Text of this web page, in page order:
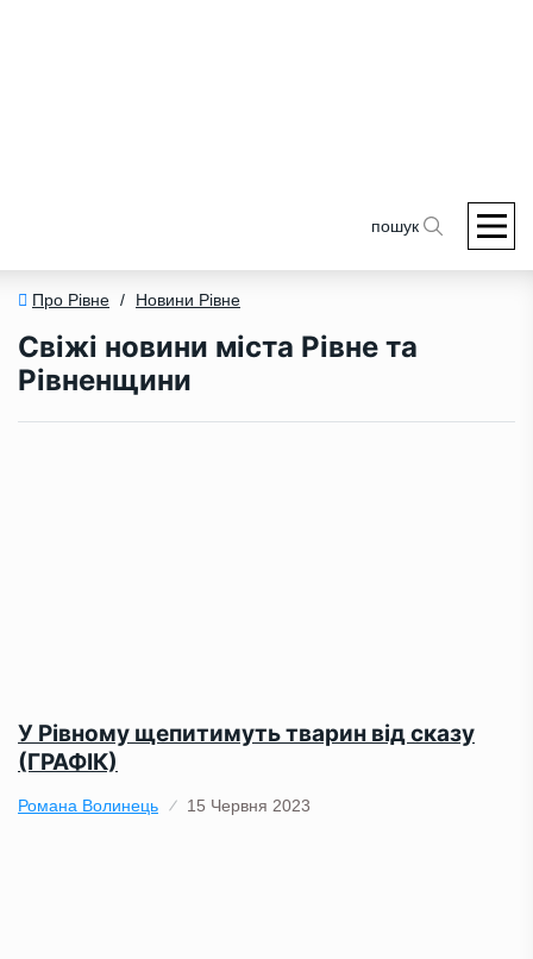
пошук
Про Рівне / Новини Рівне
Свіжі новини міста Рівне та
Рівненщини
У Рівному щепитимуть тварин від сказу
(ГРАФІК)
Романа Волинець 15 Червня 2023